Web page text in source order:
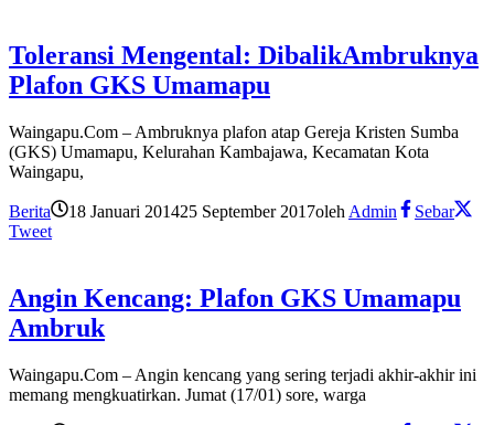
Toleransi Mengental: DibalikAmbruknya
Plafon GKS Umamapu
Waingapu.Com – Ambruknya plafon atap Gereja Kristen Sumba
(GKS) Umamapu, Kelurahan Kambajawa, Kecamatan Kota
Waingapu,
Berita 18 Januari 201425 September 2017oleh Admin
Sebar
Tweet
Angin Kencang: Plafon GKS Umamapu
Ambruk
Waingapu.Com – Angin kencang yang sering terjadi akhir-akhir ini
memang mengkuatirkan. Jumat (17/01) sore, warga